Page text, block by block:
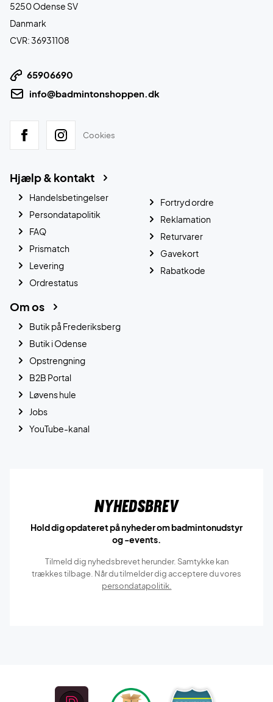
5250 Odense SV
Danmark
CVR: 36931108
65906690
info@badmintonshoppen.dk
Cookies
Hjælp & kontakt
Handelsbetingelser
Persondatapolitik
FAQ
Prismatch
Levering
Ordrestatus
Fortryd ordre
Reklamation
Returvarer
Gavekort
Rabatkode
Om os
Butik på Frederiksberg
Butik i Odense
Opstrengning
B2B Portal
Løvens hule
Jobs
YouTube-kanal
Nyhedsbrev
Hold dig opdateret på nyheder om badmintonudstyr
og -events.
Tilmeld dig nyhedsbrevet herunder. Samtykke kan
trækkes tilbage. Når du tilmelder dig acceptere du vores
persondatapolitik.